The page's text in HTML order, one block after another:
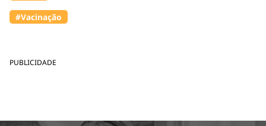
PUBLICIDADE
#Vacinação